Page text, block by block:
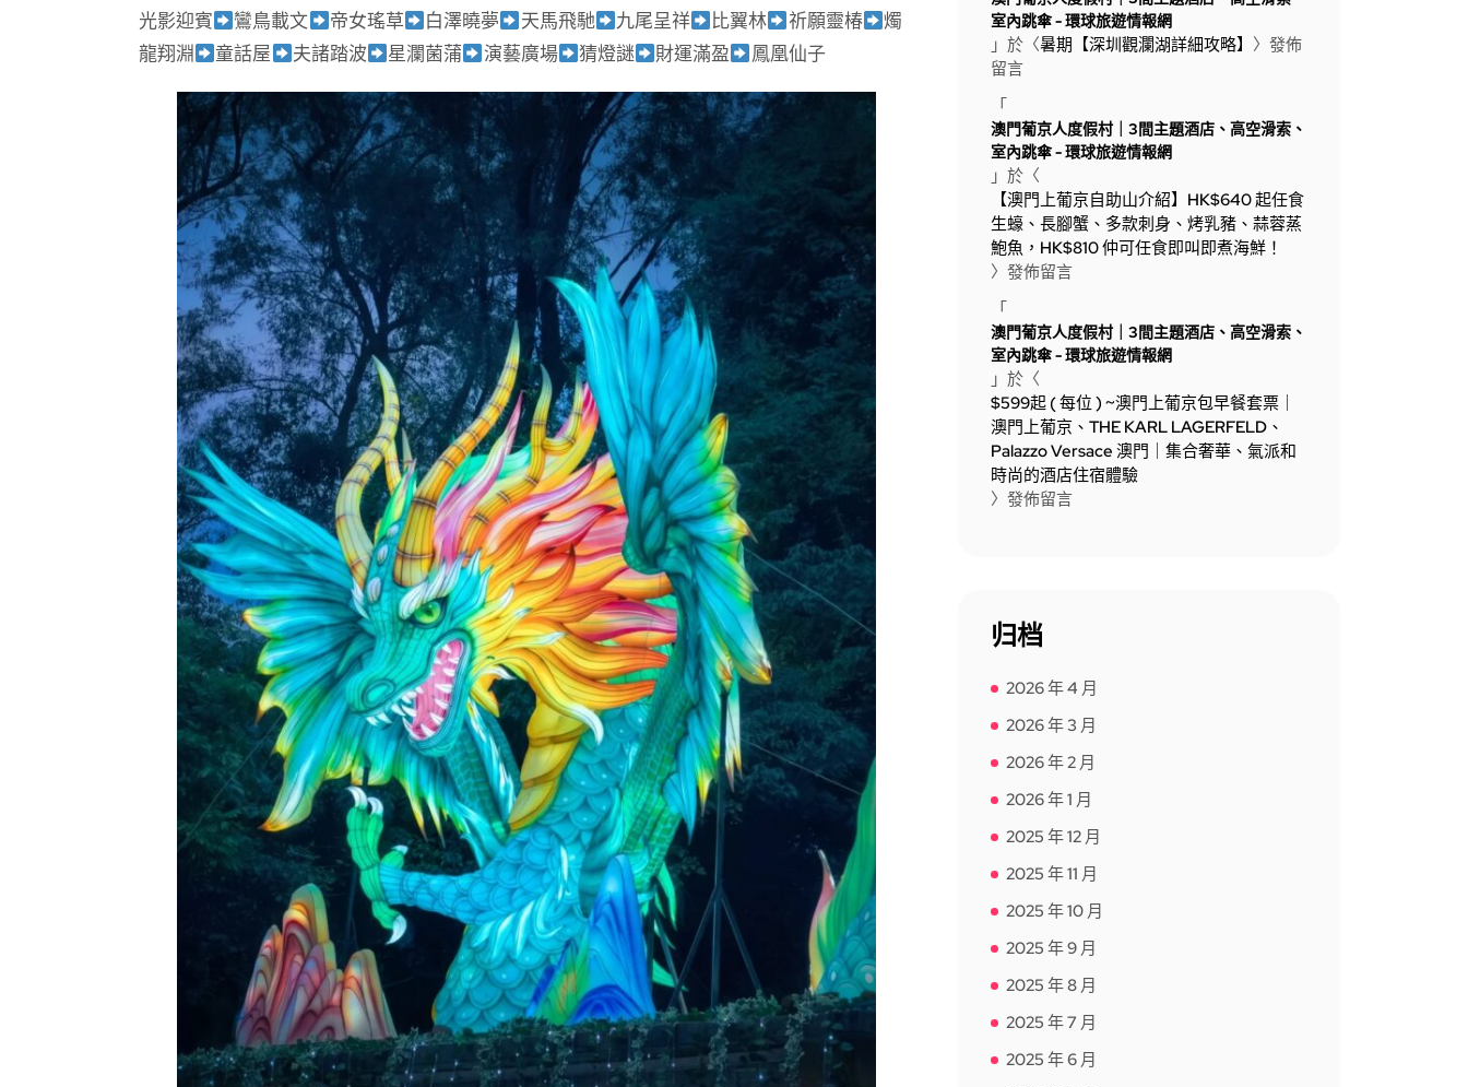
光影迎賓 鸞鳥載文 帝女瑤草 白澤曉夢 天馬飛馳 九尾呈祥 比翼林 祈願靈椿
燭
龍翔淵
童話屋 夫諸踏波 星瀾菌蒲 演藝廣場 猜燈謎 財運滿盈 鳳凰仙子
室內跳傘 - 環球旅遊情報網
」於〈暑期【深圳觀瀾湖詳細攻略】 〉發佈
留言
「
澳門葡京人度假村｜3間主題酒店、高空滑索、
室內跳傘 - 環球旅遊情報網
」於〈
【澳門上葡京自助山介紹】HK$640 起任食
生蠔、長腳蟹、多款刺身、烤乳豬、蒜蓉蒸
鮑魚，HK$810 仲可任食即叫即煮海鮮！
〉發佈留言
「
澳門葡京人度假村｜3間主題酒店、高空滑索、
室內跳傘 - 環球旅遊情報網
」於〈
$599起 ( 每位 ) ~澳門上葡京包早餐套票｜
澳門上葡京、THE KARL LAGERFELD、
Palazzo Versace 澳門｜集合奢華、氣派和
時尚的酒店住宿體驗
〉發佈留言
归档
2026 年 4 月
2026 年 3 月
2026 年 2 月
2026 年 1 月
2025 年 12 月
2025 年 11 月
2025 年 10 月
2025 年 9 月
2025 年 8 月
2025 年 7 月
2025 年 6 月